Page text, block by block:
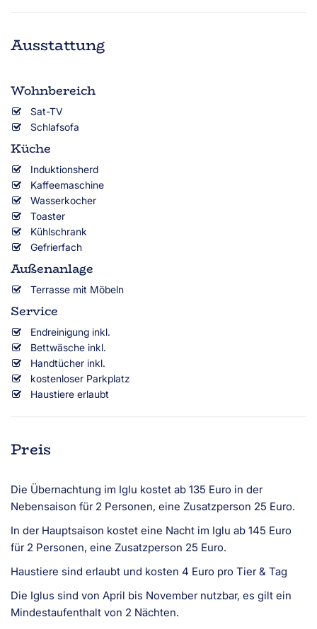
Ausstattung
Wohnbereich
Sat-TV
Schlafsofa
Küche
Induktionsherd
Kaffeemaschine
Wasserkocher
Toaster
Kühlschrank
Gefrierfach
Außenanlage
Terrasse mit Möbeln
Service
Endreinigung inkl.
Bettwäsche inkl.
Handtücher inkl.
kostenloser Parkplatz
Haustiere erlaubt
Preis
Die Übernachtung im Iglu kostet ab 135 Euro in der
Nebensaison für 2 Personen, eine Zusatzperson 25 Euro.
In der Hauptsaison kostet eine Nacht im Iglu ab 145 Euro
für 2 Personen, eine Zusatzperson 25 Euro.
Haustiere sind erlaubt und kosten 4 Euro pro Tier & Tag
Die Iglus sind von April bis November nutzbar, es gilt ein
Mindestaufenthalt von 2 Nächten.